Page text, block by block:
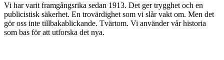
Vi har varit framgångsrika sedan 1913. Det ger trygghet och en
publicistisk säkerhet. En trovärdighet som vi slår vakt om. Men det
gör oss inte tillbakablickande. Tvärtom. Vi använder vår historia
som bas för att utforska det nya.